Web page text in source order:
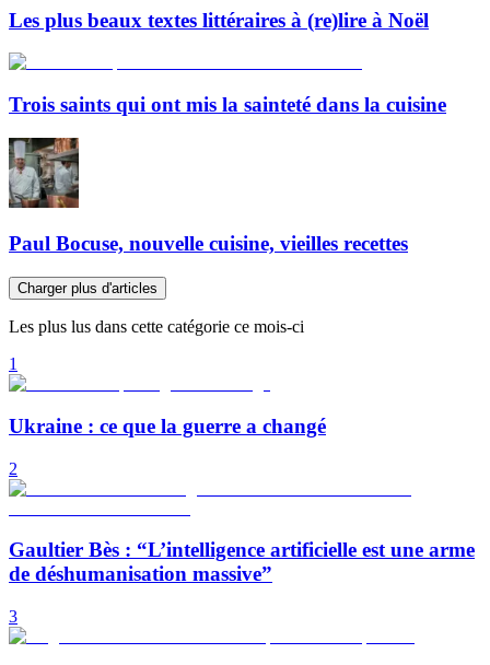
Les plus beaux textes littéraires à (re)lire à Noël
Trois saints qui ont mis la sainteté dans la cuisine
Paul Bocuse, nouvelle cuisine, vieilles recettes
Charger plus d'articles
Les plus lus dans cette catégorie ce mois-ci
1
Ukraine : ce que la guerre a changé
2
Gaultier Bès : “L’intelligence artificielle est une arme
de déshumanisation massive”
3